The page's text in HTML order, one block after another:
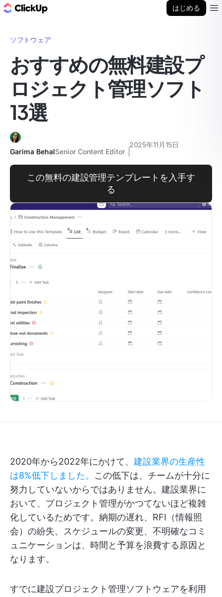
はじめる
ソフトウェア
おすすめの無料建設プ
ロジェクト管理ソフト
13選
Garima BehalSenior Content Editor
2025年11月15日
この無料の建設管理テンプレートを入手す
る
2020年から2022年にかけて、 建設業界の生産性
は8%低下しました。 この低下は、チームが十分に
努力していないからではありません。建設業界に
おいて、プロジェクト管理がかつてないほど複雑
化しているためです。納期の遅れ、RFI（情報照
会）の紛失、スケジュールの変更、不明確なコミ
ュニケーションは、時間と予算を浪費する原因と
なります。
すでに建設プロジェクト管理ソフトウェアを利用